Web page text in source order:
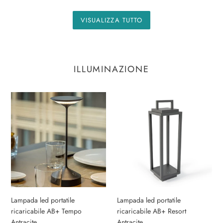
VISUALIZZA TUTTO
ILLUMINAZIONE
Lampada
portatile
ricaricabile
AB+
Tempo
Antracite
Lampada led portatile
ricaricabile AB+ Tempo
ricaricabile
Lampada led portatile
ricaricabile AB+ Resort